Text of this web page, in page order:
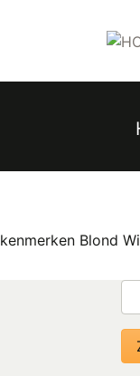
kenmerken Blond